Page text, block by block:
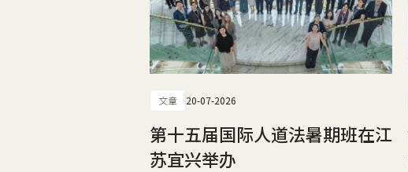
文章 20-07-2026
第十五届国际人道法暑期班在江
苏宜兴举办